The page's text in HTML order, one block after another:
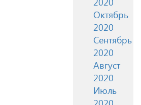
Октябрь
2020
Сентябрь
2020
Август
2020
Июль